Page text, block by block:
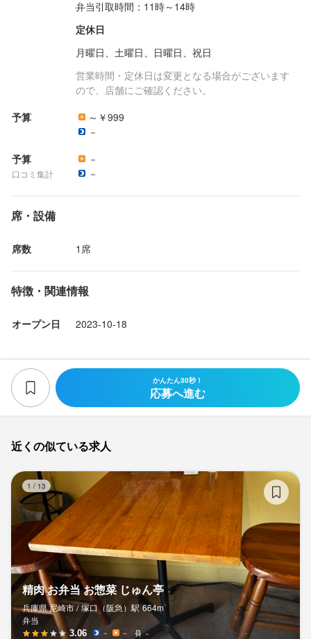
定休日
月曜日、土曜日、日曜日、祝日
営業時間・定休日は変更となる場合がございます
ので、店舗にご確認ください。
予算
～￥999
－
予算
口コミ集計
－
－
席・設備
席数 1席
特徴・関連情報
オープン日 2023-10-18
かんたん30秒！
応募へ進む
近くの似ている求人
1 / 13
精肉 お弁当 お惣菜 じゅん亭
兵庫県 尼崎市 / 塚口（阪急） 駅 664m
弁当
3.06 － － －